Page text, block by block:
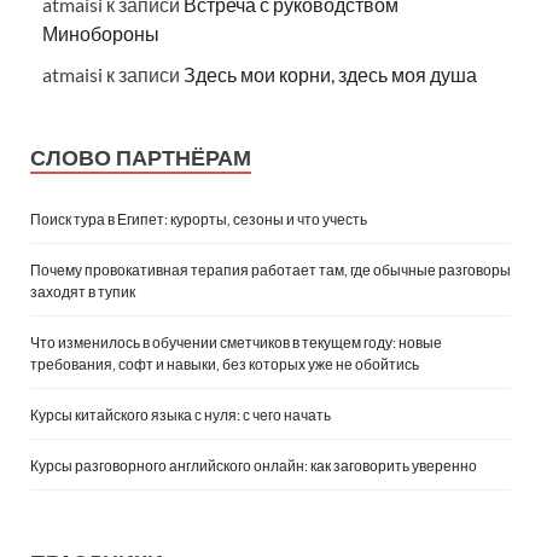
Минобороны
atmaisi к записи Здесь мои корни, здесь моя душа
СЛОВО ПАРТНЁРАМ
Поиск тура в Египет: курорты, сезоны и что учесть
Почему провокативная терапия работает там, где обычные разговоры
заходят в тупик
Что изменилось в обучении сметчиков в текущем году: новые
требования, софт и навыки, без которых уже не обойтись
Курсы китайского языка с нуля: с чего начать
Курсы разговорного английского онлайн: как заговорить уверенно